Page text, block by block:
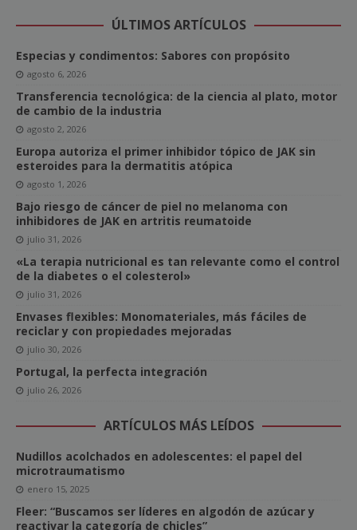
ÚLTIMOS ARTÍCULOS
Especias y condimentos: Sabores con propósito
agosto 6, 2026
Transferencia tecnológica: de la ciencia al plato, motor
de cambio de la industria
agosto 2, 2026
Europa autoriza el primer inhibidor tópico de JAK sin
esteroides para la dermatitis atópica
agosto 1, 2026
Bajo riesgo de cáncer de piel no melanoma con
inhibidores de JAK en artritis reumatoide
julio 31, 2026
«La terapia nutricional es tan relevante como el control
de la diabetes o el colesterol»
julio 31, 2026
Envases flexibles: Monomateriales, más fáciles de
reciclar y con propiedades mejoradas
julio 30, 2026
Portugal, la perfecta integración
julio 26, 2026
ARTÍCULOS MÁS LEÍDOS
Nudillos acolchados en adolescentes: el papel del
microtraumatismo
enero 15, 2025
Fleer: “Buscamos ser líderes en algodón de azúcar y
reactivar la categoría de chicles”